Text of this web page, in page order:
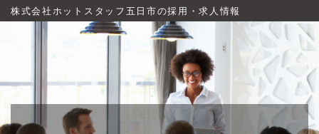
株式会社ホットスタッフ五日市の採用・求人情報